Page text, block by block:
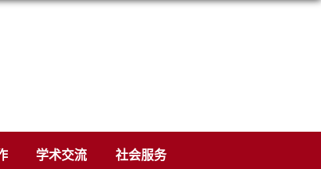
学术交流 社会服务